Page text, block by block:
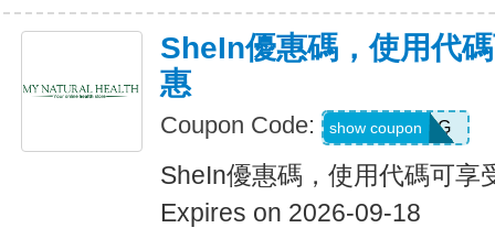
SheIn優惠碼，使用代
惠
Coupon Code: 9N6U25G
show coupon
SheIn優惠碼，使用代碼可享
Expires on 2026-09-18